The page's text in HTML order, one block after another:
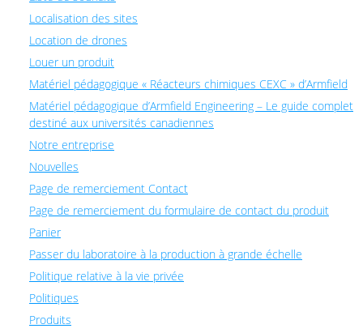
Localisation des sites
Location de drones
Louer un produit
Matériel pédagogique « Réacteurs chimiques CEXC » d’Armfield
Matériel pédagogique d’Armfield Engineering – Le guide complet
destiné aux universités canadiennes
Notre entreprise
Nouvelles
Page de remerciement Contact
Page de remerciement du formulaire de contact du produit
Panier
Passer du laboratoire à la production à grande échelle
Politique relative à la vie privée
Politiques
Produits